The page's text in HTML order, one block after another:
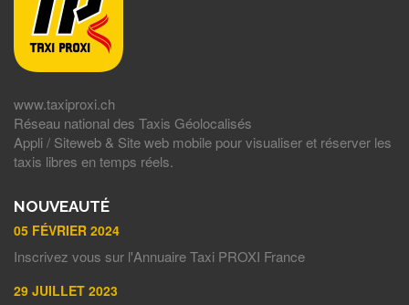
www.taxiproxi.ch
Réseau national des Taxis Géolocalisés
Appli / Siteweb & Site web mobile pour visualiser et réserver les
taxis libres en temps réels.
NOUVEAUTÉ
05 FÉVRIER 2024
Inscrivez vous sur l'Annuaire Taxi PROXI France
29 JUILLET 2023